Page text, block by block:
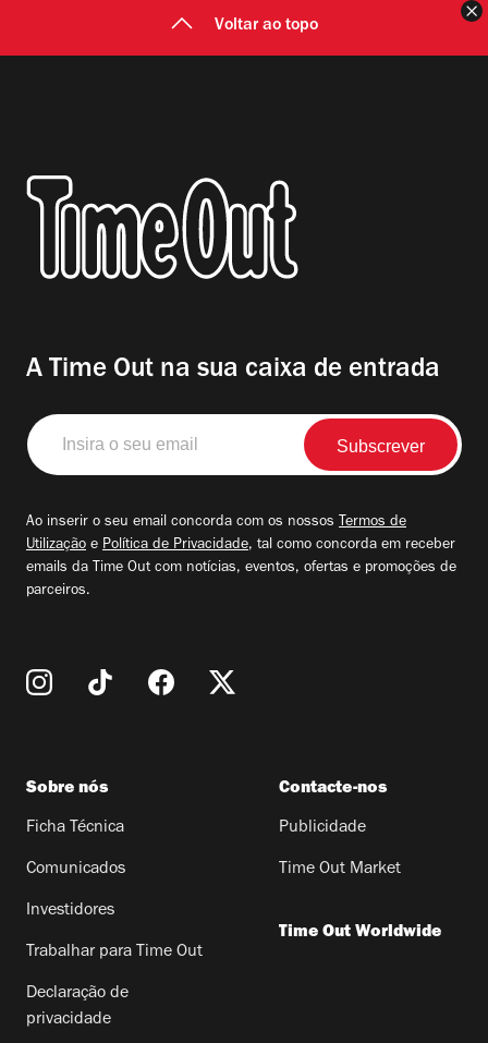
Voltar ao topo
A Time Out na sua caixa de entrada
Insira
o
seu
Ao inserir o seu email concorda com os nossos Termos de
Utilização e Política de Privacidade, tal como concorda em receber
emails da Time Out com notícias, eventos, ofertas e promoções de
parceiros.
Sobre nós
Ficha Técnica
Comunicados
Investidores
Trabalhar para Time Out
Declaração de
privacidade
Contacte-nos
Publicidade
Time Out Market
Time Out Worldwide